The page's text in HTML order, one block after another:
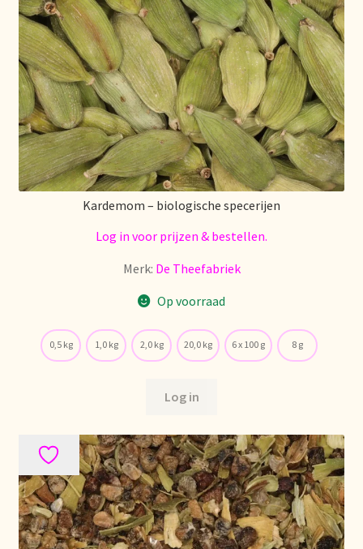
Allgemeine Geschäftsbedingungen
Assortiment
Assortiment
Asuntos de existencias
Bestellung und Lieferzeit
Betalen en kortingen
Bienvenue dans notre commerce de gros de thé !
Bio-Zertifikate
Biologische certificaten
Kardemom – biologische specerijen
Log in voor prijzen & bestellen.
Merk: De Theefabriek
Op voorraad
0,5 kg 1,0 kg 2,0 kg 20,0 kg 6 x 100 g 8 g
Log in